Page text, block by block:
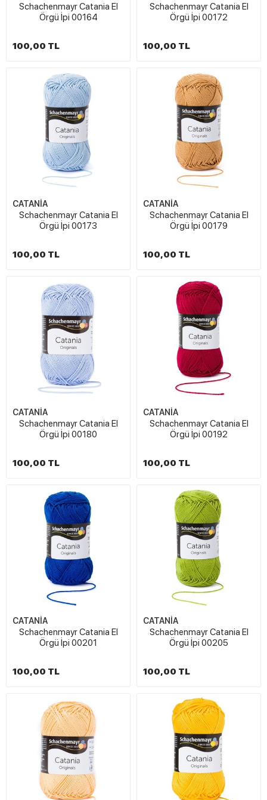
Schachenmayr Catania El
Örgü İpi 00164
100,00 TL
Schachenmayr Catania El
Örgü İpi 00172
100,00 TL
CATANİA
Schachenmayr Catania El
Örgü İpi 00173
100,00 TL
CATANİA
Schachenmayr Catania El
Örgü İpi 00179
100,00 TL
CATANİA
Schachenmayr Catania El
Örgü İpi 00180
100,00 TL
CATANİA
Schachenmayr Catania El
Örgü İpi 00192
100,00 TL
CATANİA
Schachenmayr Catania El
Örgü İpi 00201
100,00 TL
CATANİA
Schachenmayr Catania El
Örgü İpi 00205
100,00 TL